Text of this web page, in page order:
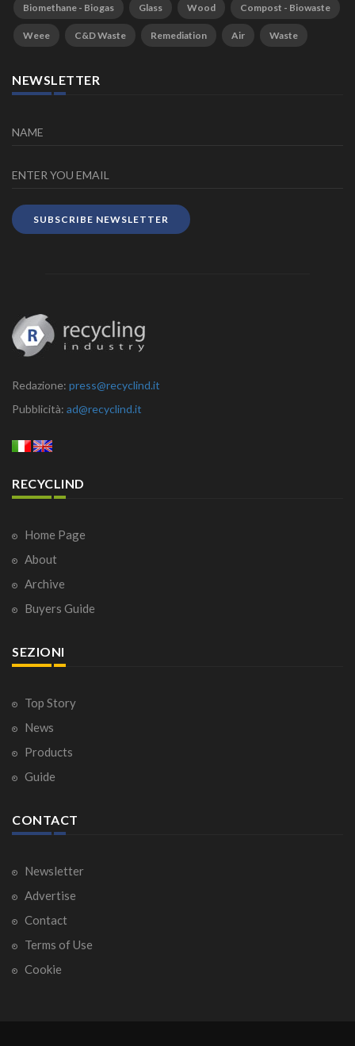
Biomethane - Biogas Glass Wood Compost - Biowaste
Weee C&D Waste Remediation Air Waste
NEWSLETTER
SUBSCRIBE NEWSLETTER
Redazione: press@recyclind.it
Pubblicità: ad@recyclind.it
RECYCLIND
Home Page
About
Archive
Buyers Guide
SEZIONI
Top Story
News
Products
Guide
CONTACT
Newsletter
Advertise
Contact
Terms of Use
Cookie